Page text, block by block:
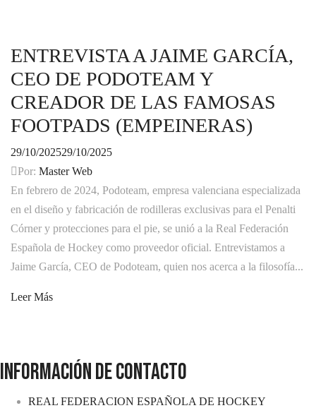
ENTREVISTA A JAIME GARCÍA,
CEO DE PODOTEAM Y
CREADOR DE LAS FAMOSAS
FOOTPADS (EMPEINERAS)
29/10/202529/10/2025
Por: Master Web
En febrero de 2024, Podoteam, empresa valenciana especializada
en el diseño y fabricación de rodilleras exclusivas para el Penalti
Córner y protecciones para el pie, se unió a la Real Federación
Española de Hockey como proveedor oficial. Entrevistamos a
Jaime García, CEO de Podoteam, quien nos acerca a la filosofía...
Leer Más
INFORMACIÓN DE CONTACTO
REAL FEDERACION ESPAÑOLA DE HOCKEY